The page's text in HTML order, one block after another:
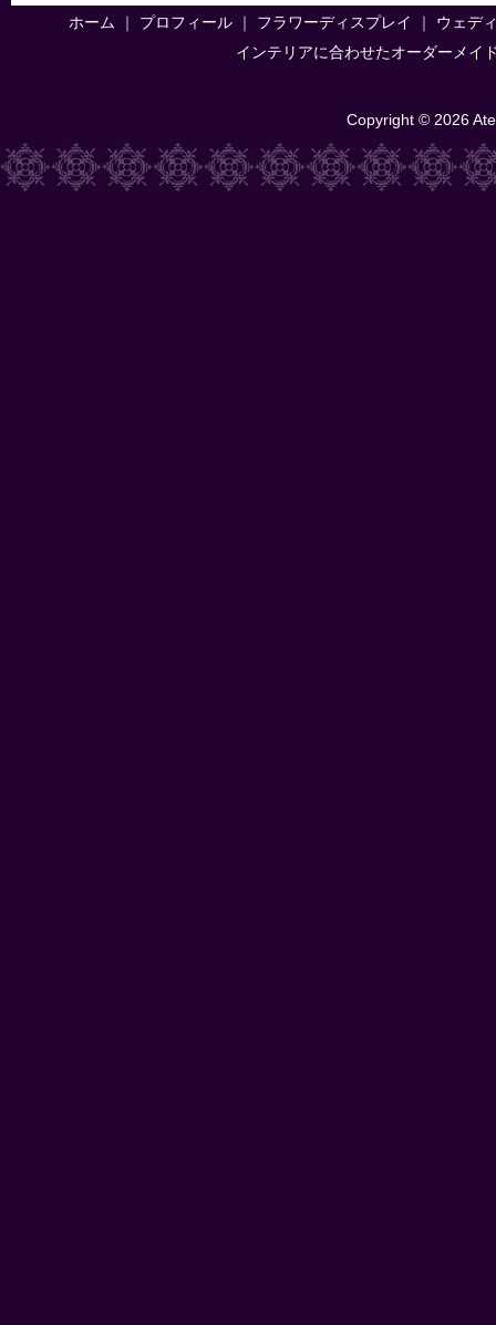
ホーム プロフィール フラワーディスプレイ
ウェデ
インテリアに合わせたオーダーメイ
Copyright © 2026